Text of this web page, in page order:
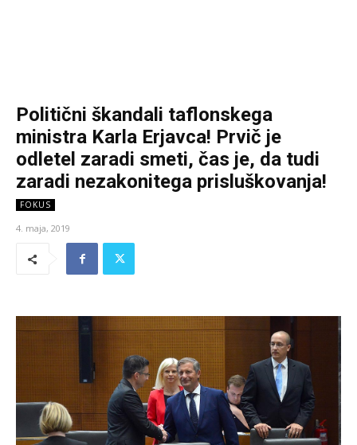
Politični škandali taflonskega
ministra Karla Erjavca! Prvič je
odletel zaradi smeti, čas je, da tudi
zaradi nezakonitega prisluškovanja!
FOKUS
4. maja, 2019